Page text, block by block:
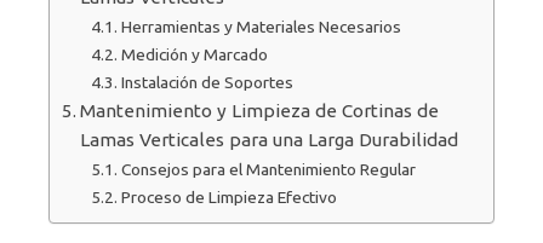
Herramientas y Materiales Necesarios
Medición y Marcado
Instalación de Soportes
Mantenimiento y Limpieza de Cortinas de
Lamas Verticales para una Larga Durabilidad
Consejos para el Mantenimiento Regular
Proceso de Limpieza Efectivo